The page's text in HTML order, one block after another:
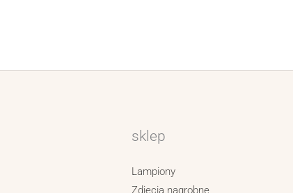
sklep
Lampiony
Zdjęcia nagrobne